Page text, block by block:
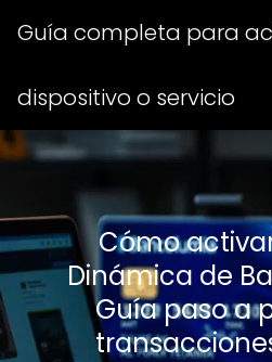
Guía completa para
dispositivo o servicio
Cómo
Dinámica de
Guía paso a